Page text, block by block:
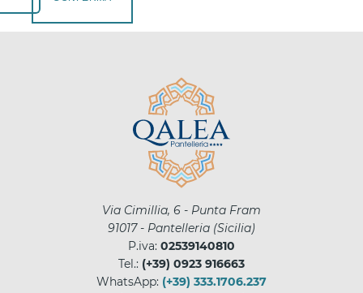
Via Cimillia, 6 - Punta Fram
91017- Pantelleria (Sicilia)
P.iva: 02539140810
Tel.: (+39) 0923 916663
WhatsApp: (+39) 333.1706.237